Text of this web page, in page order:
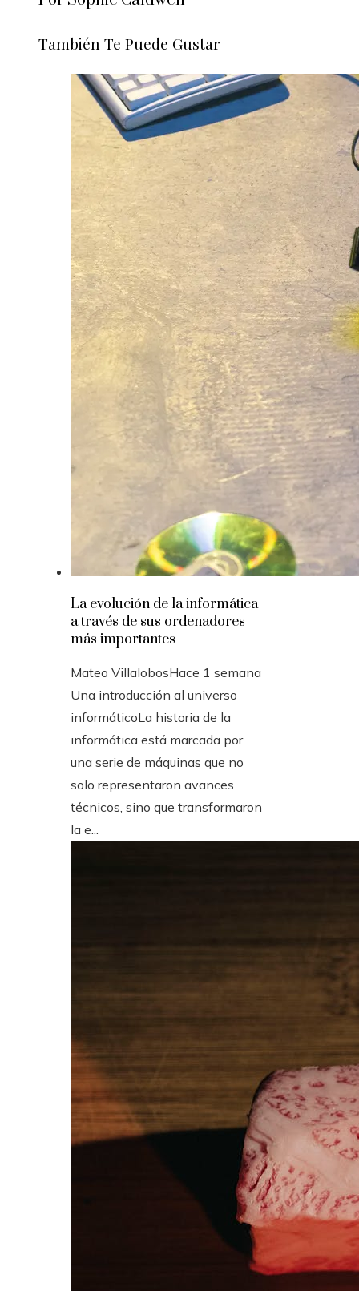
También Te Puede Gustar
La evolución de la informática
a través de sus ordenadores
más importantes
Mateo VillalobosHace 1 semana
Una introducción al universo
informáticoLa historia de la
informática está marcada por
una serie de máquinas que no
solo representaron avances
técnicos, sino que transformaron
la e...